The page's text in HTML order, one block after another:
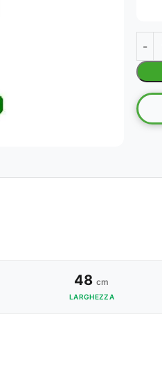
48cm
LARGHEZZA